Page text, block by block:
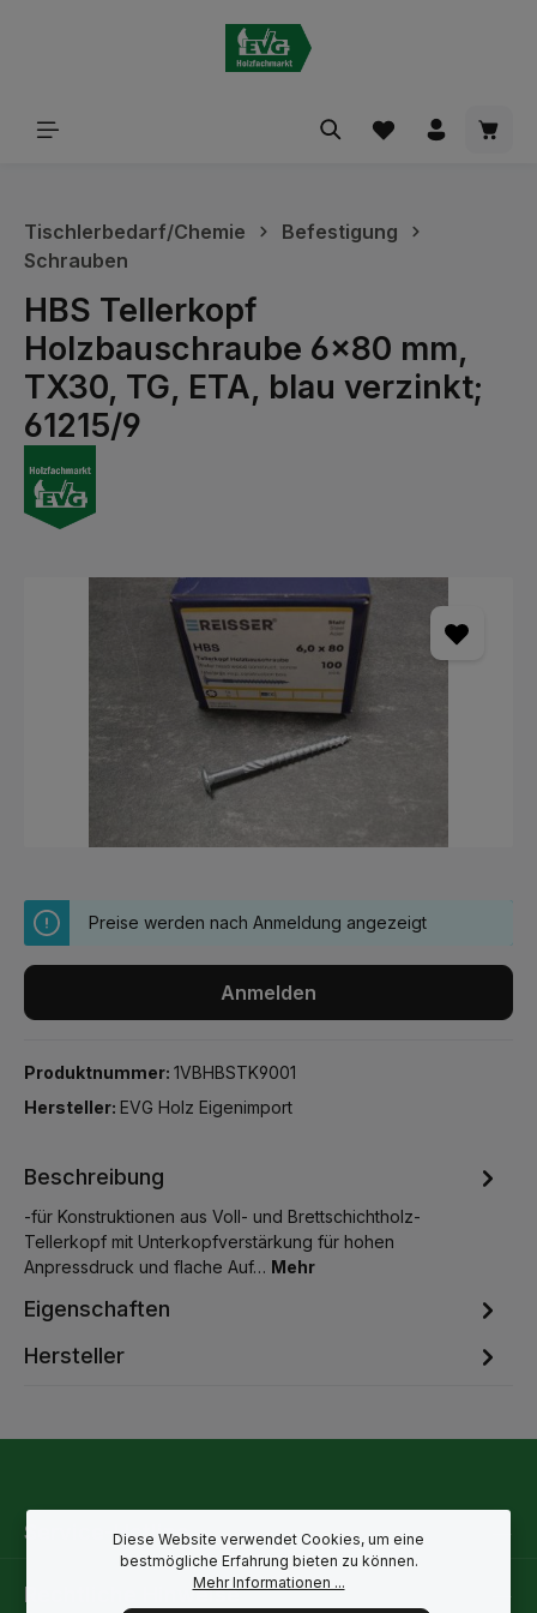
Tischlerbedarf/Chemie
Befestigung
Schrauben
HBS Tellerkopf
Holzbauschraube 6x80 mm,
TX30, TG, ETA, blau verzinkt;
61215/9
Bildergalerie überspringen
Preise werden nach Anmeldung angezeigt
Anmelden
Produktnummer: 1VBHBSTK9001
Hersteller: EVG Holz Eigenimport
Beschreibung
-für Konstruktionen aus Voll- und Brettschichtholz-
Tellerkopf mit Unterkopfverstärkung für hohen
Anpressdruck und flache Auf… Mehr
Eigenschaften
Hersteller
Service-Hotline
Rechtliche Hinweise
Diese Website verwendet Cookies, um eine
bestmögliche Erfahrung bieten zu können.
Mehr Informationen ...